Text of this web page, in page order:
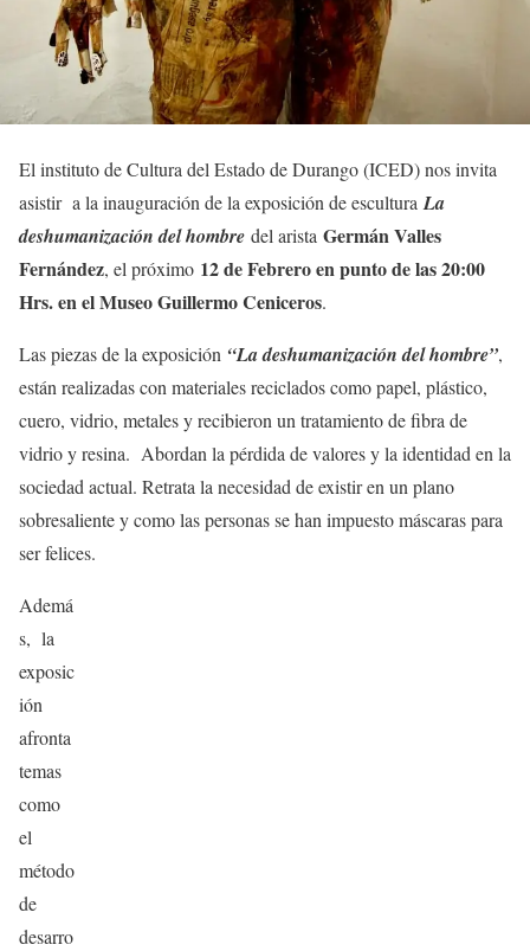
El instituto de Cultura del Estado de Durango (ICED) nos invita
asistir a la inauguración de la exposición de esculturaLa
deshumanización del hombre del arista Germán Valles
Fernández, el próximo 12 de Febrero en punto de las 20:00
Hrs. en el Museo Guillermo Ceniceros.
Las piezas de la exposición “La deshumanización del hombre”,
están realizadas con materiales reciclados como papel, plástico,
cuero, vidrio, metales y recibieron un tratamiento de fibra de
vidrio y resina. Abordan la pérdida de valores y la identidad en la
sociedad actual. Retrata la necesidad de existir en un plano
sobresaliente y como las personas se han impuesto máscaras para
ser felices.
Ademá
s, la
exposic
ión
afronta
temas
como
el
método
de
desarro